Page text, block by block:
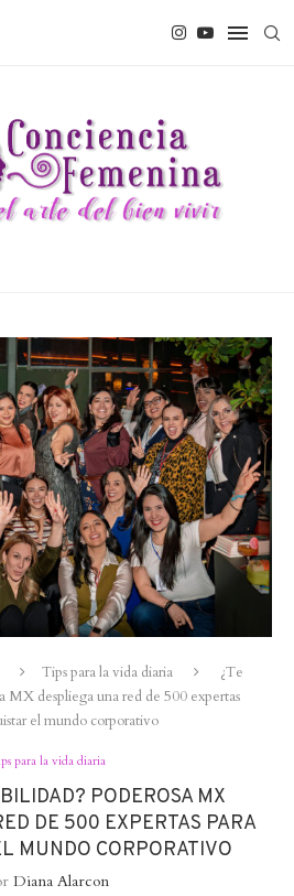
Tips para la vida diaria
¿Te
MX despliega una red de 500 expertas
el mundo corporativo
para la vida diaria
PODEROSA MX
DE 500 EXPERTAS PARA
MUNDO CORPORATIVO
Diana Alarcon